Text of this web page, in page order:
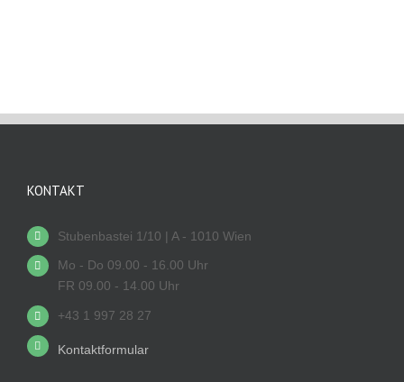
KONTAKT
Stubenbastei 1/10 | A - 1010 Wien
Mo - Do 09.00 - 16.00 Uhr
FR 09.00 - 14.00 Uhr
+43 1 997 28 27
Kontaktformular